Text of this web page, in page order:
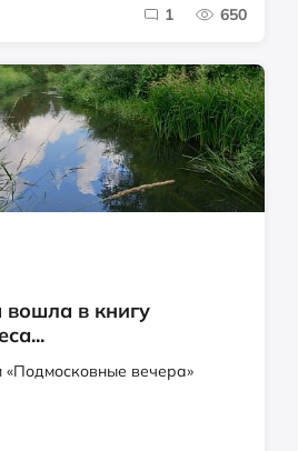
1 650
вошла в книгу
«Подмосковные вечера»